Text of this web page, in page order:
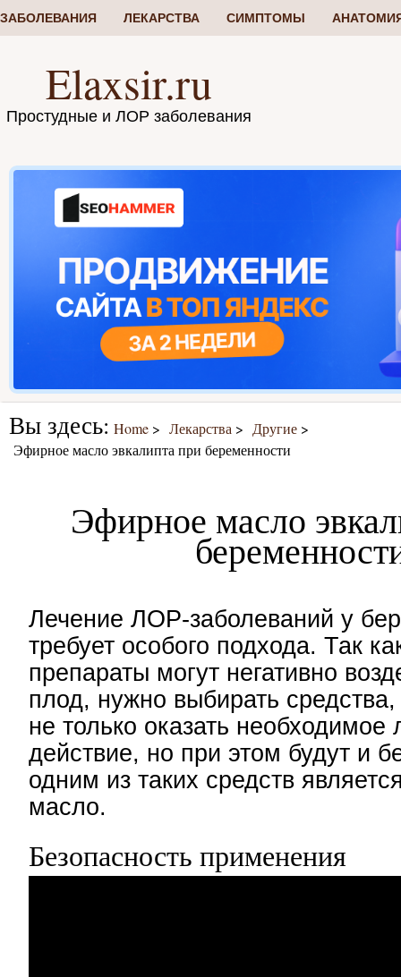
ЗАБОЛЕВАНИЯ ЛЕКАРСТВА СИМПТОМЫ
Elaxsir.ru
Простудные и ЛОР заболевания
Вы здесь: Home Лекарства
Другие
Эфирное масло эвкалипта при беременности
Эфирное масло
Лечение ЛОР-заболеваний у
требует особого подхода. Так
препараты могут негативно
плод, нужно выбирать
не только оказать необходимое
действие, но при этом будут и
одним из таких средств
масло.
Безопасность применения